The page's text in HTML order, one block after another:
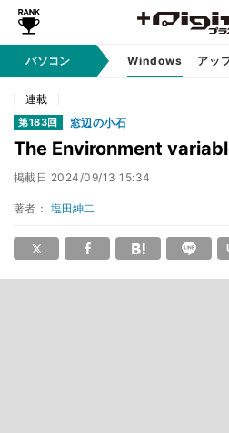
パソコン Windows アッ
連載
第183回 窓辺の小石
The Environment
掲載日 2024/09/13 15:34
著者： 塩田紳二